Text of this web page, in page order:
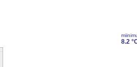
8.2